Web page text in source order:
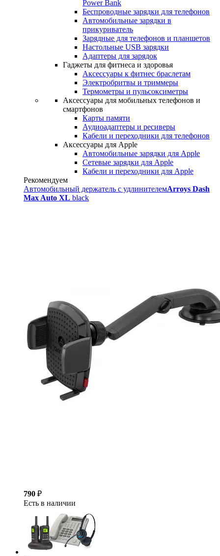
Power Bank
Беспроводные зарядки для телефонов
Автомобильные зарядки в
прикуриватель
Зарядные для телефонов и планшетов
Настольные USB зарядки
Адаптеры для зарядок
Гаджеты для фитнеса и здоровья
Аксессуары к фитнес браслетам
Электробритвы и триммеры
Термометры и пульсоксиметры
Аксессуары для мобильных телефонов и
смартфонов
Карты памяти
Аудиоадаптеры и ресиверы
Кабели и переходники для телефонов
Аксессуары для Apple
Автомобильные зарядки для Apple
Сетевые зарядки для Apple
Кабели и переходники для Apple
Рекомендуем
Автомобильный держатель с удлинителемArroys Dash
Max Auto XL black
790 ₽
Есть в наличии